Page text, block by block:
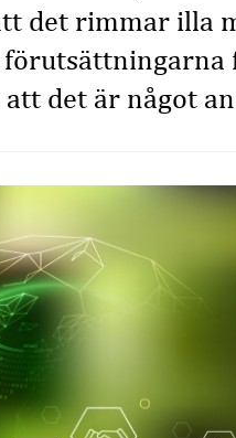
det rimmar illa
det är något